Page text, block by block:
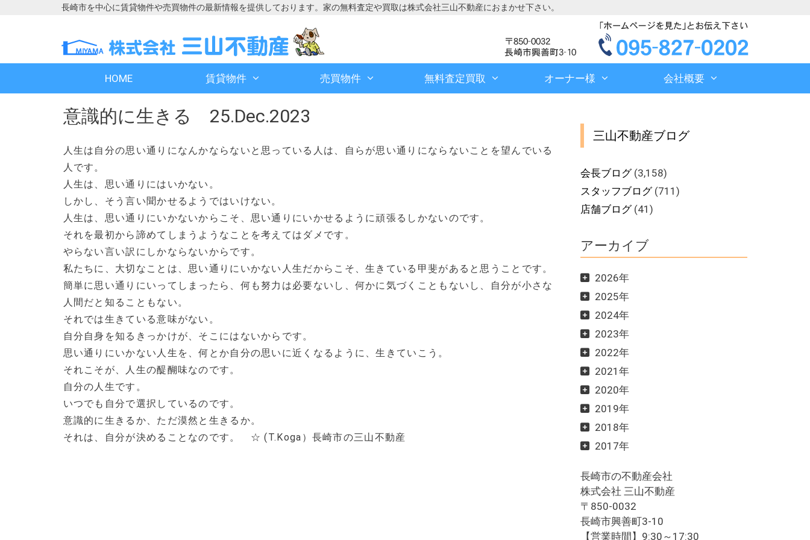
長崎市を中心に賃貸物件や売買物件の最新情報を提供しております。家の無料査定や買取は株式会社三山不動産におまかせ下さい。
ン
へ
ン
へ
HOME 賃貸物件 売買物件 無料査定買取 オーナー様 会社概要
意識的に生きる 25.Dec.2023
人生は自分の思い通りになんかならないと思っている人は、自らが思い通りにならないことを望んでいる
人です。
人生は、思い通りにはいかない。
しかし、そう言い聞かせるようではいけない。
人生は、思い通りにいかないからこそ、思い通りにいかせるように頑張るしかないのです。
それを最初から諦めてしまうようなことを考えてはダメです。
やらない言い訳にしかならないからです。
私たちに、大切なことは、思い通りにいかない人生だからこそ、生きている甲斐があると思うことです。
簡単に思い通りにいってしまったら、何も努力は必要ないし、何かに気づくこともないし、自分が小さな
人間だと知ることもない。
それでは生きている意味がない。
自分自身を知るきっかけが、そこにはないからです。
思い通りにいかない人生を、何とか自分の思いに近くなるように、生きていこう。
それこそが、人生の醍醐味なのです。
自分の人生です。
いつでも自分で選択しているのです。
意識的に生きるか、ただ漠然と生きるか。
それは、自分が決めることなのです。 ☆ (T.Koga）長崎市の三山不動産
三山不動産ブログ
会長ブログ(3,158)
スタッフブログ(711)
店舗ブログ(41)
アーカイブ
2026年
2025年
2024年
2023年
2022年
2021年
2020年
2019年
2018年
2017年
長崎市の不動産会社
株式会社 三山不動産
〒850-0032
長崎市興善町3-10
【営業時間】9:30～17:30